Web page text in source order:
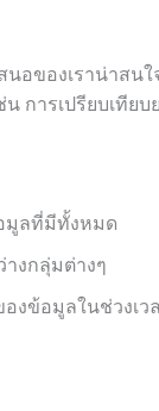
อของเราน่าสน
การเปรียบเทียบ
มูลที่มีทั้งหมด
างกลุ่มต่างๆ
งข้อมูลในช่วงเว